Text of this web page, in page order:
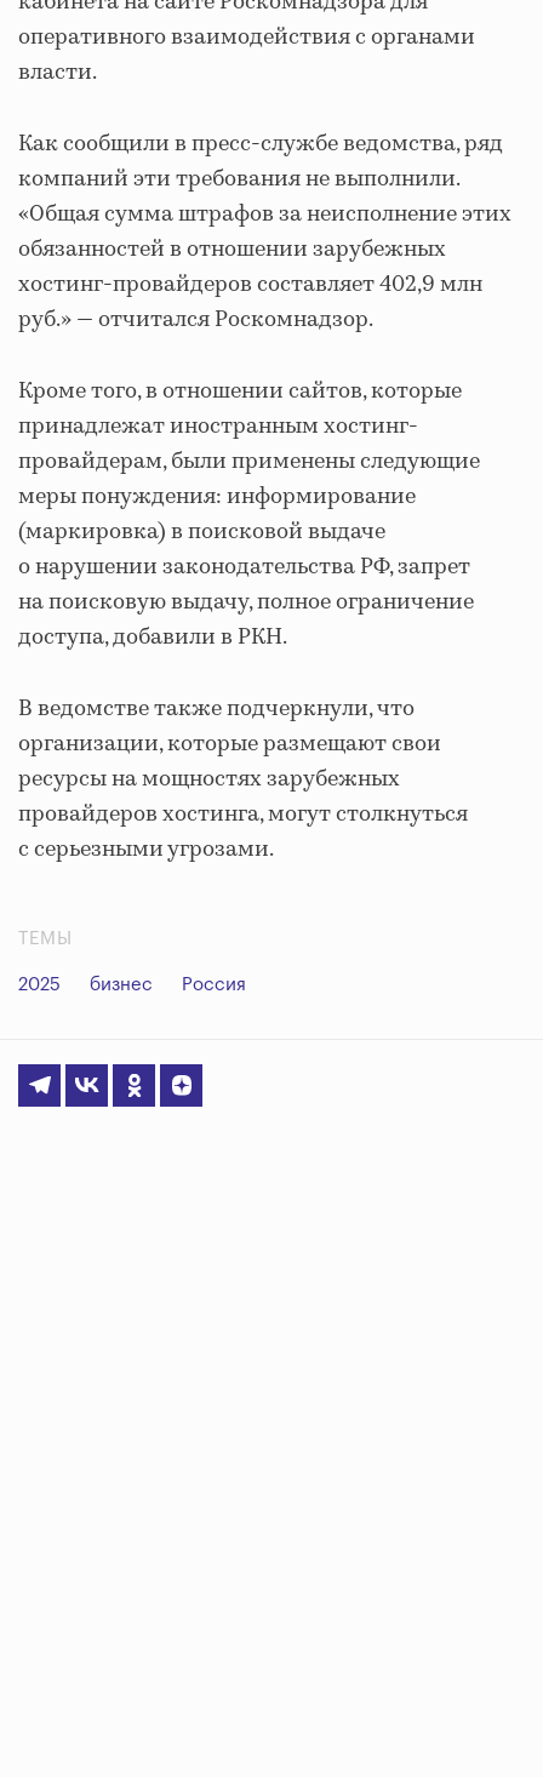
оперативного взаимодействия с органами
власти.
Как сообщили в пресс-службе ведомства, ряд
компаний эти требования не выполнили.
«Общая сумма штрафов за неисполнение этих
обязанностей в отношении зарубежных
хостинг-провайдеров составляет 402,9 млн
руб.» — отчитался Роскомнадзор.
Кроме того, в отношении сайтов, которые
принадлежат иностранным хостинг-
провайдерам, были применены следующие
меры понуждения: информирование
(маркировка) в поисковой выдаче
о нарушении законодательства РФ, запрет
на поисковую выдачу, полное ограничение
доступа, добавили в РКН.
В ведомстве также подчеркнули, что
организации, которые размещают свои
ресурсы на мощностях зарубежных
провайдеров хостинга, могут столкнуться
с серьезными угрозами.
ТЕМЫ
2025 бизнес Россия